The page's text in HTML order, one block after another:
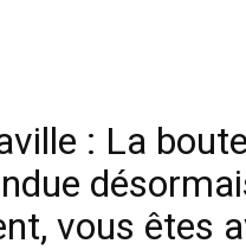
: La
vous êtes